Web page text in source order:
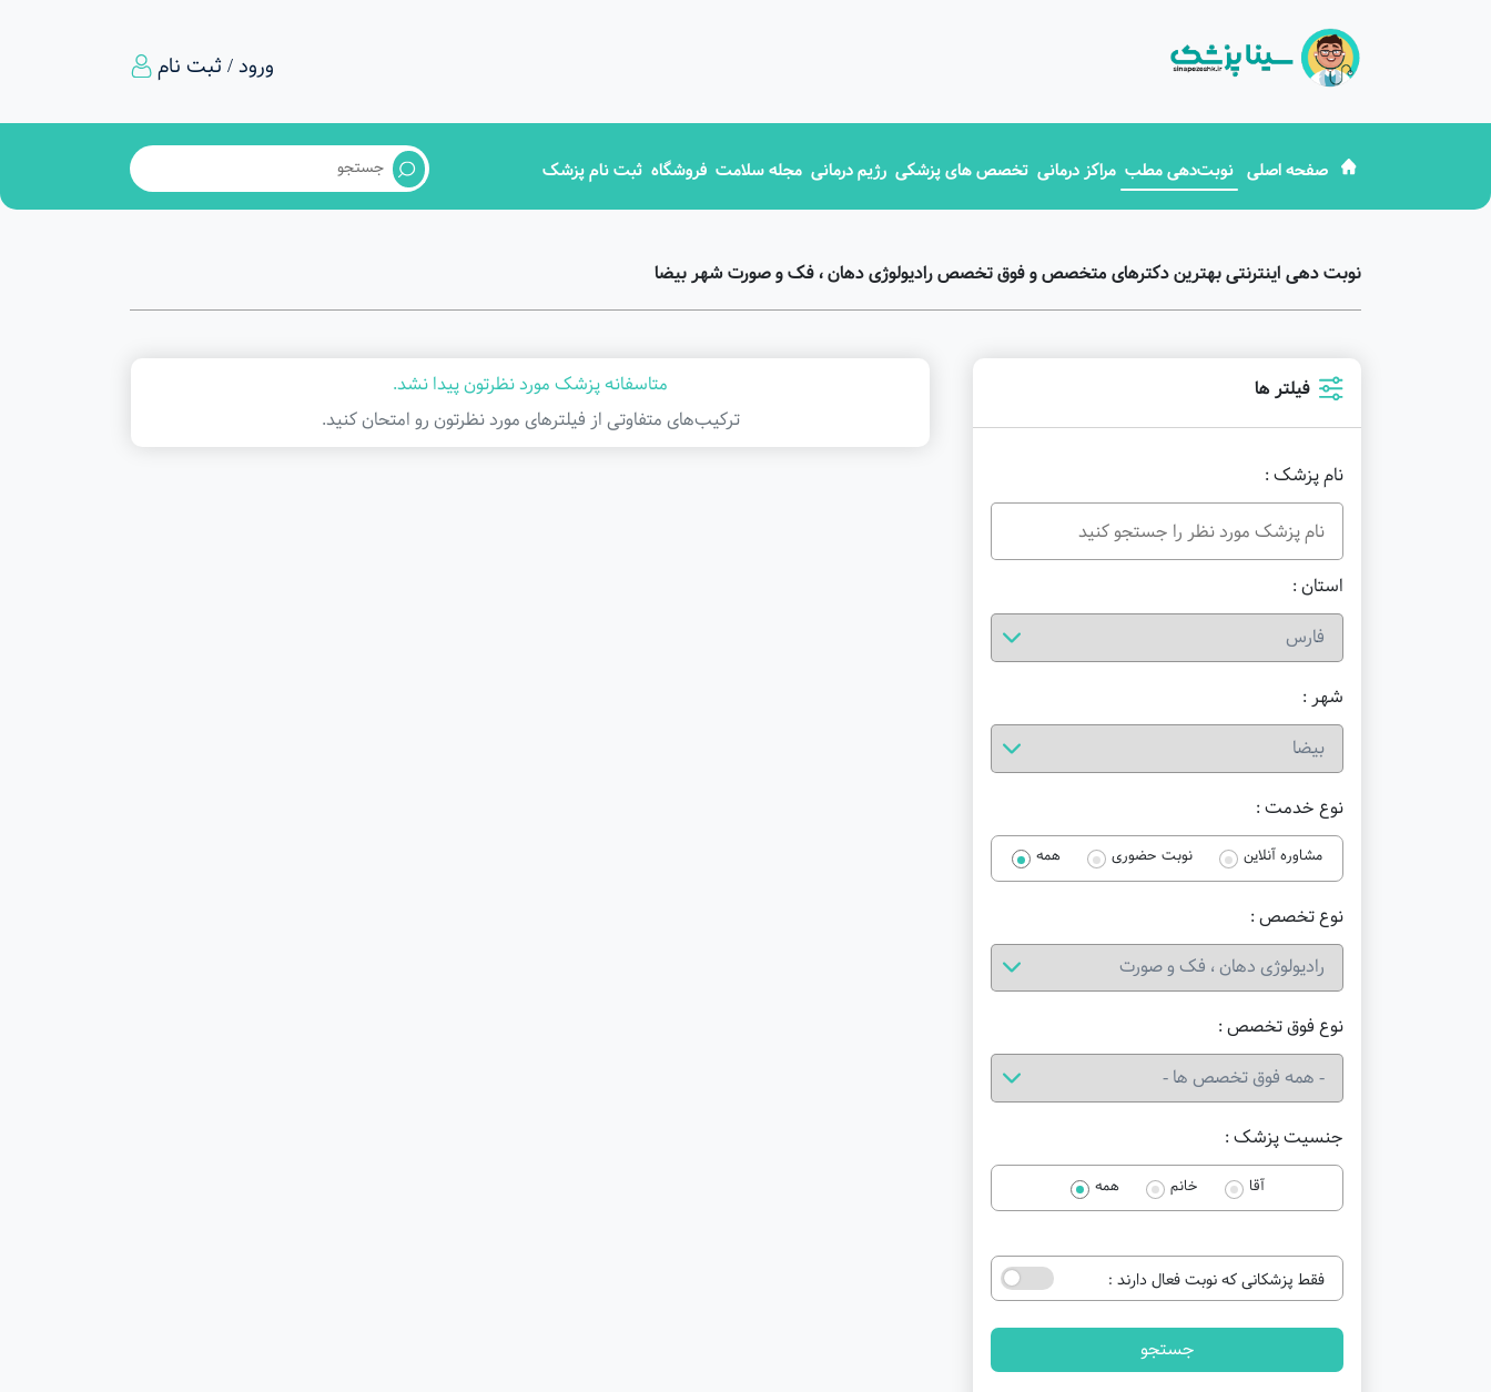
ورود / ثبت نام
صفحه اصلی نوبت‌دهی مطب مراکز درمانی تخصص های پزشکی رژیم درمانی مجله سلامت فروشگاه ثبت نام پزشک
نوبت دهی اینترنتی بهترین دکترهای متخصص و فوق تخصص رادیولوژی دهان ، فک و صورت شهر بیضا
فیلتر ها
نام پزشک :
استان :
شهر :
نوع خدمت :
مشاوره آنلاین نوبت حضوری همه
نوع تخصص :
نوع فوق تخصص :
جنسیت پزشک :
آقا خانم همه
فقط پزشکانی که نوبت فعال دارند :
جستجو
متاسفانه پزشک مورد نظرتون پیدا نشد.
ترکیب‌های متفاوتی از فیلتر‌های مورد نظرتون رو امتحان کنید.